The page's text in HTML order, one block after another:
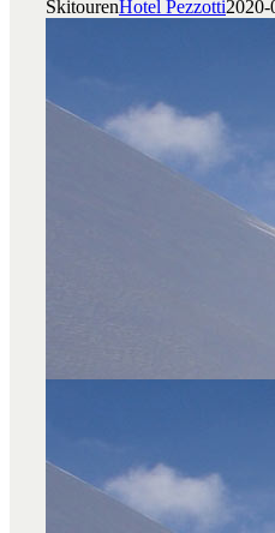
SkitourenHotel Pezzotti